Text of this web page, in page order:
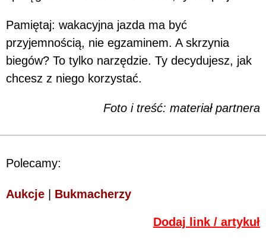
Pamiętaj: wakacyjna jazda ma być
przyjemnością, nie egzaminem. A skrzynia
biegów? To tylko narzędzie. Ty decydujesz, jak
chcesz z niego korzystać.
Foto i treść: materiał partnera
Polecamy:
Aukcje | Bukmacherzy
Dodaj link / artykuł